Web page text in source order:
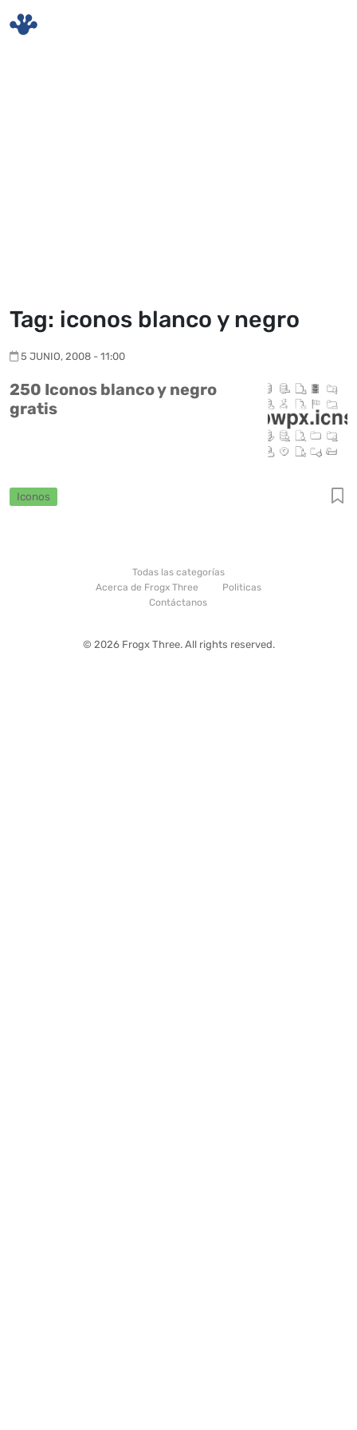
Tag: iconos blanco y negro
5 JUNIO, 2008 - 11:00
250 Iconos blanco y negro
gratis
Iconos
Todas las categorías
Acerca de Frogx Three
Politicas
Contáctanos
© 2026 Frogx Three. All rights reserved.